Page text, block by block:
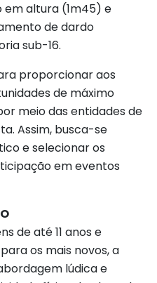
em altura (1m45) e
de dardo
sub-16.
proporcionar aos
de máximo
meio das entidades de
Assim, busca-se
e selecionar os
em eventos
de até 11 anos e
os mais novos, a
lúdica e